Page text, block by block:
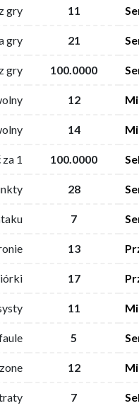
gry 11
gry 21
gry 100.0000
12
14
1 100.0000
28
7
13
17
11
5
12
7